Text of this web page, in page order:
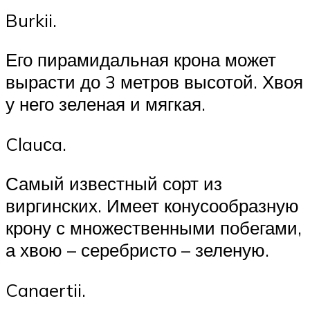
Burkii.
Его пирамидальная крона может
вырасти до 3 метров высотой. Хвоя
у него зеленая и мягкая.
Clauсa.
Самый известный сорт из
виргинских. Имеет конусообразную
крону с множественными побегами,
а хвою – серебристо – зеленую.
Canaertii.